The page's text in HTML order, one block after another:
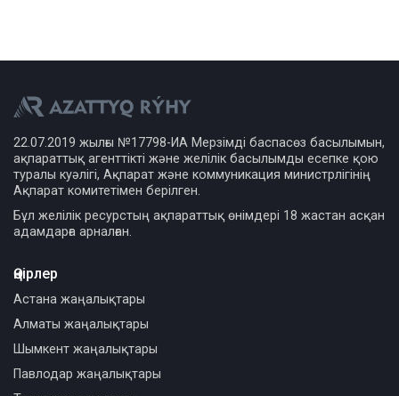
22.07.2019 жылғы №17798-ИА Мерзімді баспасөз басылымын,
ақпараттық агенттікті және желілік басылымды есепке қою
туралы куәлігі, Ақпарат және коммуникация министрлігінің
Ақпарат комитетімен берілген.
Бұл желілік ресурстың ақпараттық өнімдері 18 жастан асқан
адамдарға арналған.
Өңірлер
Астана жаңалықтары
Алматы жаңалықтары
Шымкент жаңалықтары
Павлодар жаңалықтары